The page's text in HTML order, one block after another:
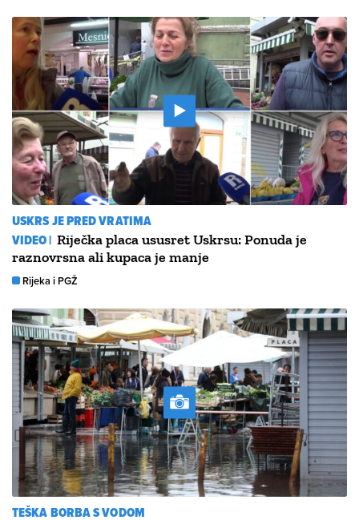
USKRS JE PRED VRATIMA
VIDEO | Riječka placa ususret Uskrsu: Ponuda je
raznovrsna ali kupaca je manje
Rijeka i PGŽ
TEŠKA BORBA S VODOM